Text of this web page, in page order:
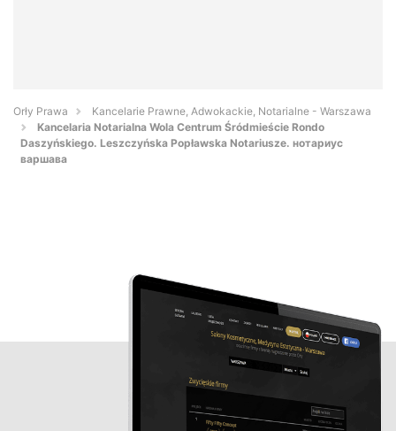
Orły Prawa
Kancelarie Prawne, Adwokackie, Notarialne - Warszawa
Kancelaria Notarialna Wola Centrum Śródmieście Rondo
Daszyńskiego. Leszczyńska Popławska Notariusze. нотариус
варшава